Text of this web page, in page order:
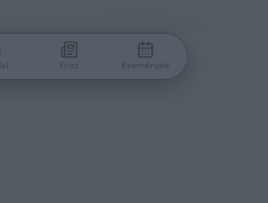
Friss Események